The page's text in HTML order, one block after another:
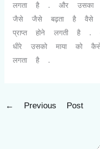
लगता है . और उसका
जैसे जैसे बढ़ता है वैसे
प्राप्त होने लगती है .
धीरे उसको माया को
लगता है .
← Previous Post